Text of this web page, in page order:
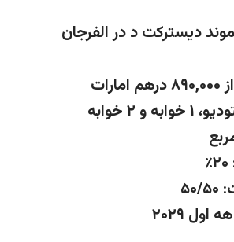
دیسترکت د در الفرجان
۲ خوابه
۲۰۲۹